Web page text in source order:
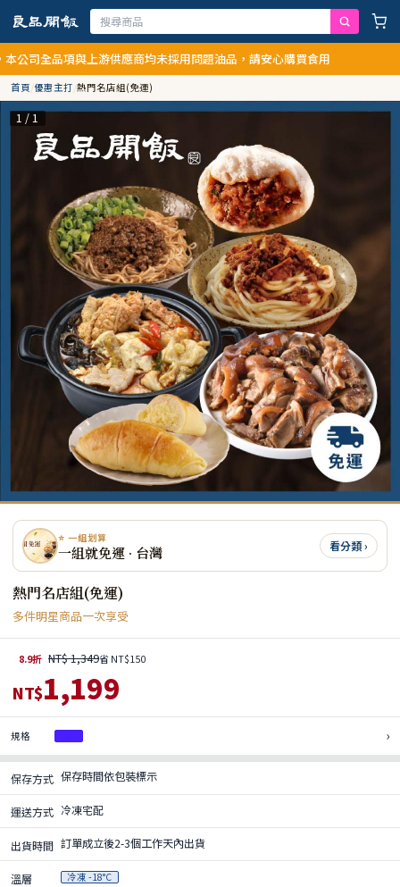
與上游供應商均未採用問題油品，請安心購買食用
首頁/優惠主打/熱門名店組(免運)
1 / 1
⭐ 一組划算
一組就免運 · 台灣 看分類 ›
熱門名店組(免運)
多件明星商品一次享受
8.9折 NT$ 1,349省 NT$150
NT$1,199
規格 ›
保存方式 保存時間依包裝標示
運送方式 冷凍宅配
出貨時間 訂單成立後2-3個工作天內出貨
溫層 冷凍 -18°C